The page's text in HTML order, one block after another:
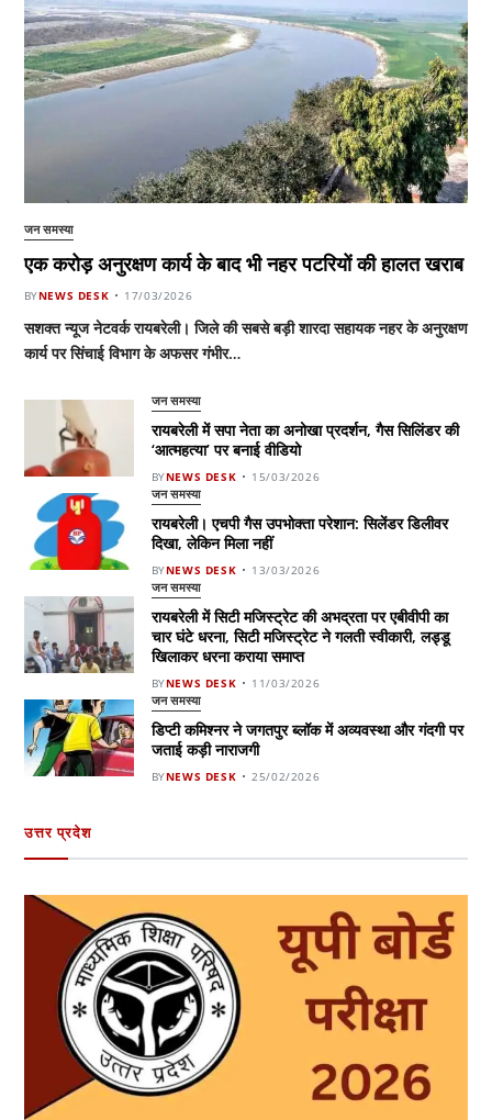
जन समस्या
एक करोड़ अनुरक्षण कार्य के बाद भी नहर पटरियों की हालत खराब
BYNEWS DESK 17/03/2026
सशक्त न्यूज नेटवर्क रायबरेली। जिले की सबसे बड़ी शारदा सहायक नहर के अनुरक्षण
कार्य पर सिंचाई विभाग के अफसर गंभीर…
जन समस्या
रायबरेली में सपा नेता का अनोखा प्रदर्शन, गैस सिलिंडर की
‘आत्महत्या’ पर बनाई वीडियो
BYNEWS DESK 15/03/2026
जन समस्या
रायबरेली। एचपी गैस उपभोक्ता परेशान: सिलेंडर डिलीवर
दिखा, लेकिन मिला नहीं
BYNEWS DESK 13/03/2026
जन समस्या
रायबरेली में सिटी मजिस्ट्रेट की अभद्रता पर एबीवीपी का
चार घंटे धरना, सिटी मजिस्ट्रेट ने गलती स्वीकारी, लड्डू
खिलाकर धरना कराया समाप्त
BYNEWS DESK 11/03/2026
जन समस्या
डिप्टी कमिश्नर ने जगतपुर ब्लॉक में अव्यवस्था और गंदगी पर
जताई कड़ी नाराजगी
BYNEWS DESK 25/02/2026
उत्तर प्रदेश